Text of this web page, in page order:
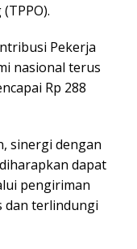
Pekerja
nasional terus
Rp 288
sinergi dengan
dapat
pengiriman
dan terlindungi